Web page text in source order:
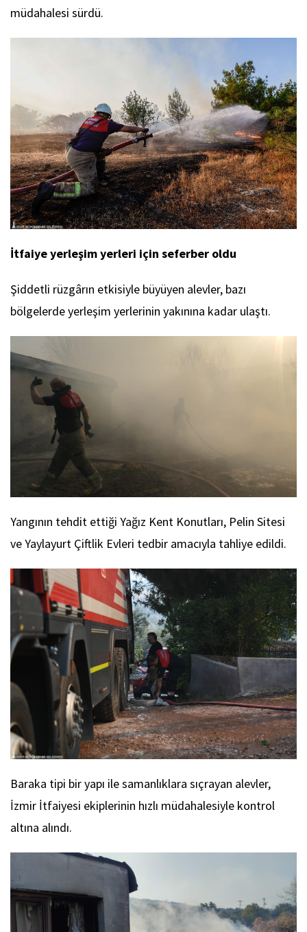
müdahalesi sürdü.
İtfaiye yerleşim yerleri için seferber oldu
Şiddetli rüzgârın etkisiyle büyüyen alevler, bazı
bölgelerde yerleşim yerlerinin yakınına kadar ulaştı.
Yangının tehdit ettiği Yağız Kent Konutları, Pelin Sitesi
ve Yaylayurt Çiftlik Evleri tedbir amacıyla tahliye edildi.
Baraka tipi bir yapı ile samanlıklara sıçrayan alevler,
İzmir İtfaiyesi ekiplerinin hızlı müdahalesiyle kontrol
altına alındı.